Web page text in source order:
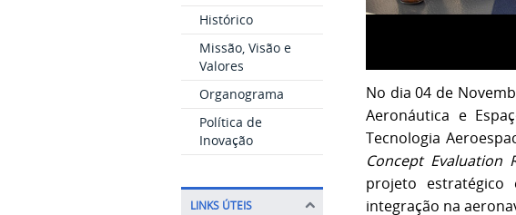
Histórico
Missão, Visão e
Valores
Organograma
Política de
Inovação
LINKS ÚTEIS
No dia 04 de
Aeronáutica e
Tecnologia
Concept Evaluation
projeto estratégico
integração na